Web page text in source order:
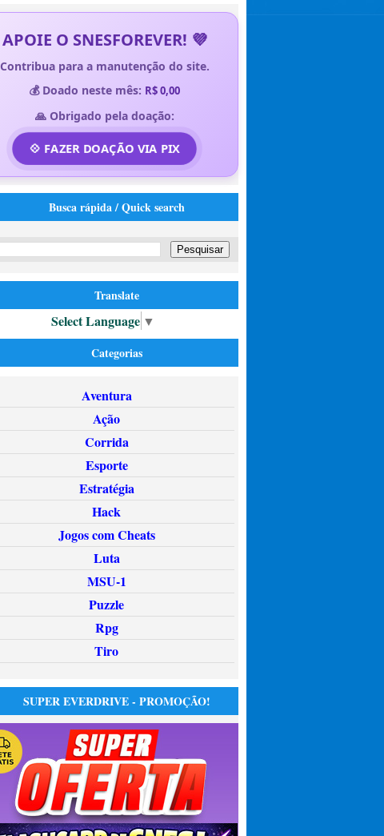
APOIE O SNESFOREVER! 💜
Contribua para a manutenção do site.
💰 Doado neste mês: R$ 0,00
🙏 Obrigado pela doação:
💠 FAZER DOAÇÃO VIA PIX
Busca rápida / Quick search
Translate
Select Language ▼
Categorias
Aventura
Ação
Corrida
Esporte
Estratégia
Hack
Jogos com Cheats
Luta
MSU-1
Puzzle
Rpg
Tiro
SUPER EVERDRIVE - PROMOÇÃO!